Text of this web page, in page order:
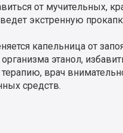
от мучительных,
экстренную
капельница от
этанол,
врач
средств.